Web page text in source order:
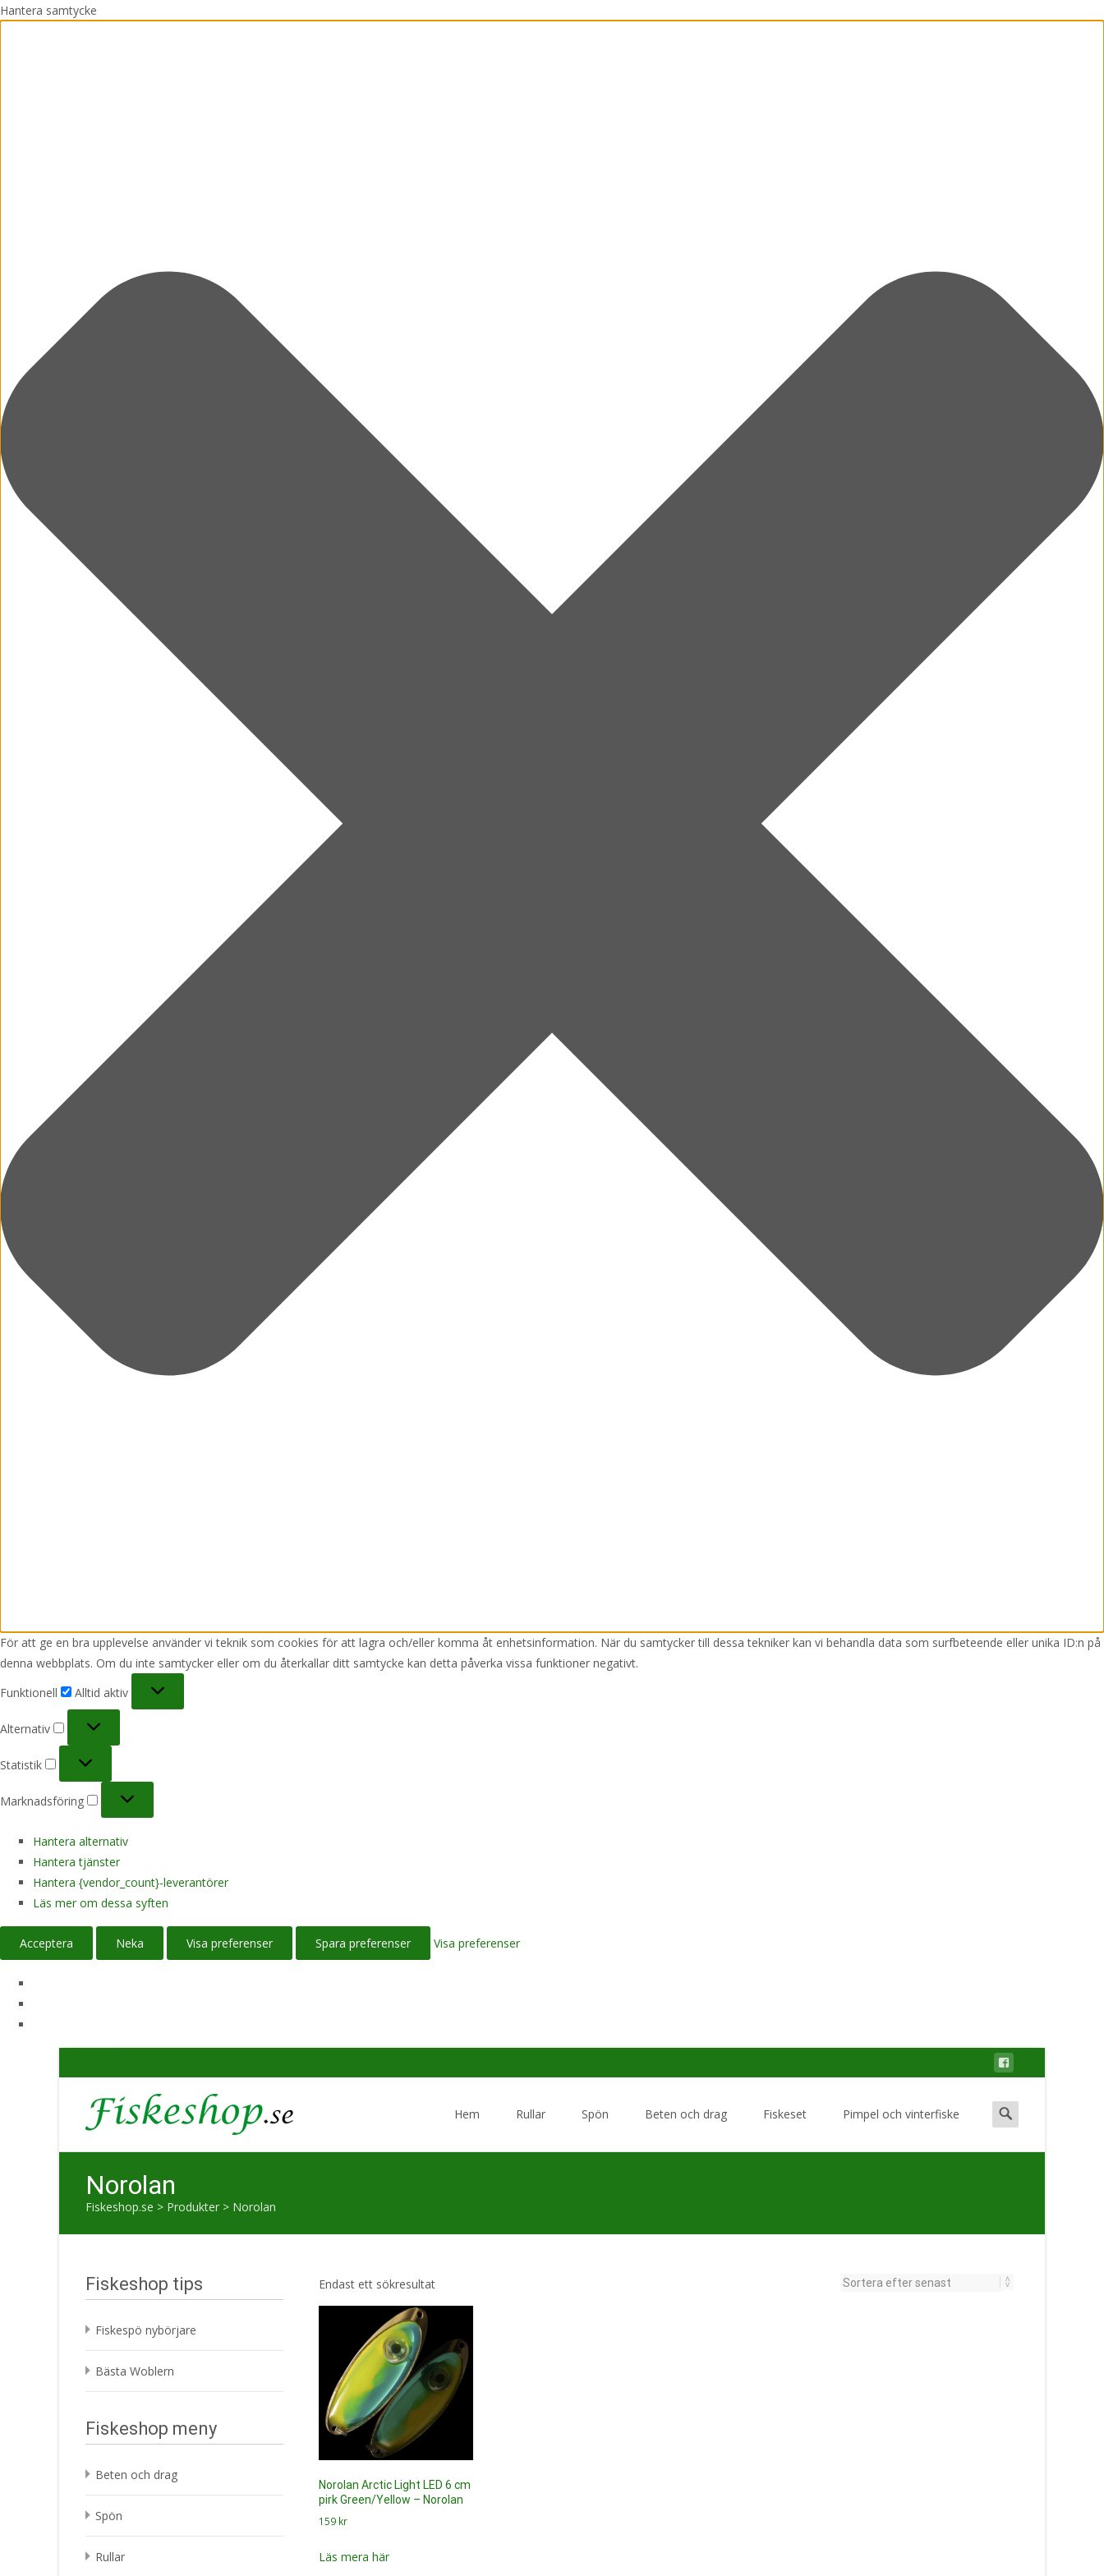
Hantera samtycke
För att ge en bra upplevelse använder vi teknik som cookies för att lagra och/eller komma åt enhetsinformation. När du samtycker till dessa tekniker kan vi behandla data som surfbeteende eller unika ID:n på
denna webbplats. Om du inte samtycker eller om du återkallar ditt samtycke kan detta påverka vissa funktioner negativt.
Funktionell
Alltid aktiv
Alternativ
Statistik
Marknadsföring
Hantera alternativ
Hantera tjänster
Hantera {vendor_count}-leverantörer
Läs mer om dessa syften
Acceptera Neka Visa preferenser Spara preferenser Visa preferenser
Hem Rullar Spön Beten och drag Fiskeset Pimpel och vinterfiske
Search
for:
Norolan
Fiskeshop.se > Produkter > Norolan
Endast ett sökresultat
Norolan Arctic Light LED 6 cm
pirk Green/Yellow – Norolan
159 kr
Läs mera här
Fiskeshop tips
Fiskespö nybörjare
Bästa Woblern
Fiskeshop meny
Beten och drag
Spön
Rullar